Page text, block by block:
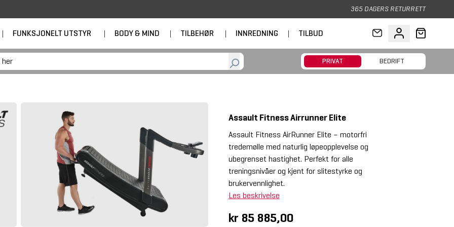
365 DAGERS RETURRETT
| FUNKSJONELT UTSTYR | BODY & MIND | TILBEHØR | INNREDNING | TILBUD
PRIVAT BEDRIFT
Assault Fitness Airrunner Elite
Assault Fitness AirRunner Elite – motorfri
tredemølle med naturlig løpeopplevelse og
ubegrenset hastighet. Perfekt for alle
treningsnivåer og kjent for slitestyrke og
brukervennlighet.
Les beskrivelse
kr 85 885,00